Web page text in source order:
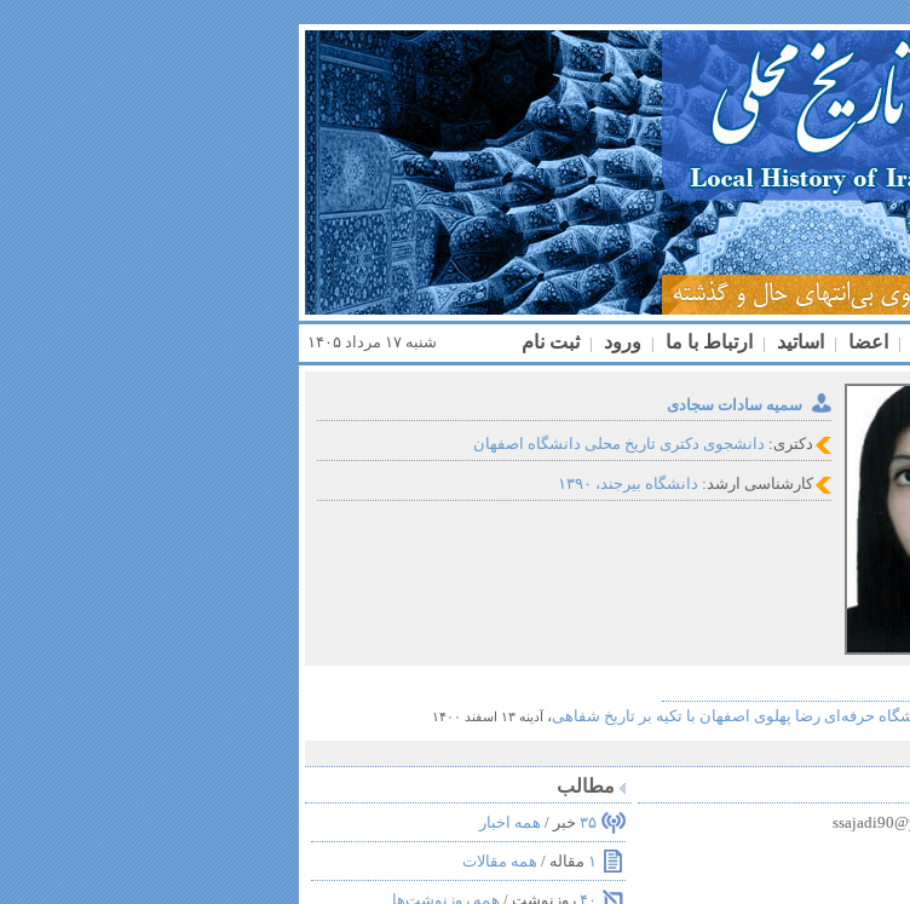
| اعضا | اساتید | ارتباط با ما | ورود | ثبت نام شنبه ۱۷ مرداد ۱۴۰۵
سمیه سادات سجادی
دکتری: دانشجوی دکتری تاریخ محلی دانشگاه اصفهان
کارشناسی ارشد: دانشگاه بیرجند، ۱۳۹۰
حرفه‌ای رضا پهلوی اصفهان با تکیه بر تاریخ شفاهی،آدینه ۱۳ اسفند ۱۴۰۰
مطالب
۳۵ خبر / همه اخبار
۱ مقاله / همه مقالات
۴۰ روزنوشت / همه روزنوشت‌ها